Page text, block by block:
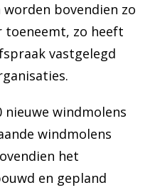
bovendien zo
toeneemt, zo heeft
vastgelegd
nieuwe windmolens
windmolens
het
en gepland